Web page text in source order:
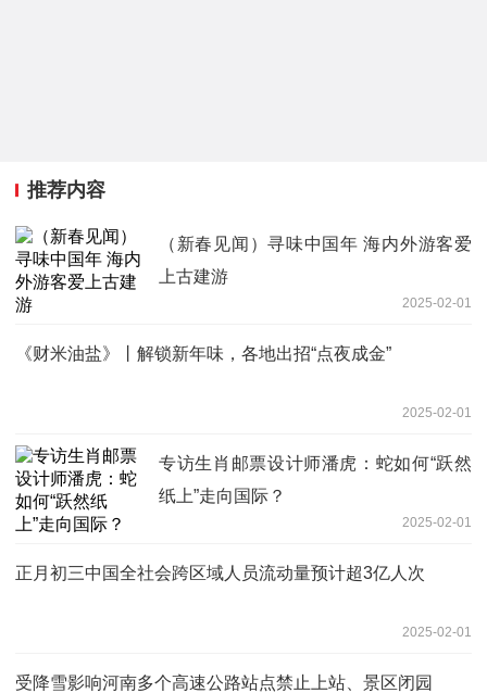
推荐内容
（新春见闻）寻味中国年 海内外游客爱
上古建游
2025-02-01
《财米油盐》丨解锁新年味，各地出招“点夜成金”
2025-02-01
专访生肖邮票设计师潘虎：蛇如何“跃然
纸上”走向国际？
2025-02-01
正月初三中国全社会跨区域人员流动量预计超3亿人次
2025-02-01
受降雪影响河南多个高速公路站点禁止上站、景区闭园